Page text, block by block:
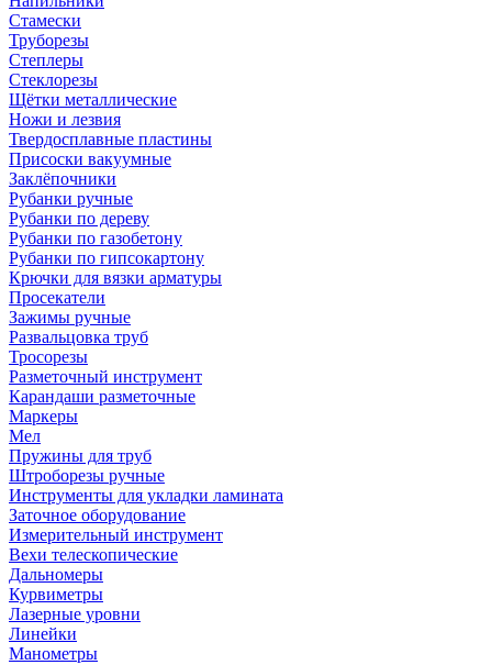
Стамески
Труборезы
Степлеры
Стеклорезы
Щётки металлические
Ножи и лезвия
Твердосплавные пластины
Присоски вакуумные
Заклёпочники
Рубанки ручные
Рубанки по дереву
Рубанки по газобетону
Рубанки по гипсокартону
Крючки для вязки арматуры
Просекатели
Зажимы ручные
Развальцовка труб
Тросорезы
Разметочный инструмент
Карандаши разметочные
Маркеры
Мел
Пружины для труб
Штроборезы ручные
Инструменты для укладки ламината
Заточное оборудование
Измерительный инструмент
Вехи телескопические
Дальномеры
Курвиметры
Лазерные уровни
Линейки
Манометры